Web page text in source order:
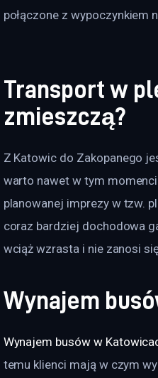
połączone z wypoczynkiem
Transport w
zmieszczą?
Z Katowic do Zakopanego
warto nawet w tym
planowanej imprezy w tzw.
coraz bardziej dochodowa
wciąż wzrasta i nie zanosi
Wynajem
Wynajem busów w
temu klienci mają w czym